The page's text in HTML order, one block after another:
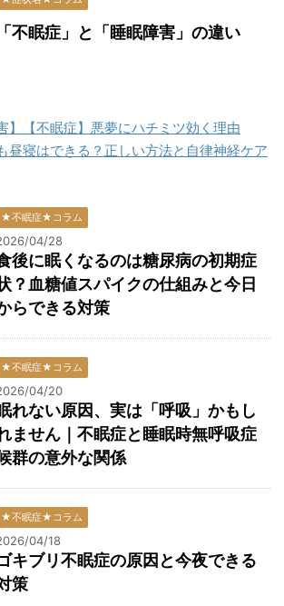
「不眠症」と「睡眠障害」の違い
】【不眠症】悪夢にハチミツ効く理由
昼寝はできる？正しい方法と自律神経ケア
★不眠症★コラム
04/28
後に眠くなるのは糖尿病の初期症
？血糖値スパイクの仕組みと今日
らできる対策
★不眠症★コラム
04/20
れない原因、実は「呼吸」かもし
ません｜不眠症と睡眠時無呼吸症
群の意外な関係
★不眠症★コラム
04/18
キブリ不眠症の原因と今夜できる
策